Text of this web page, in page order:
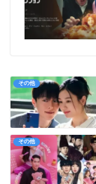
その他
その他